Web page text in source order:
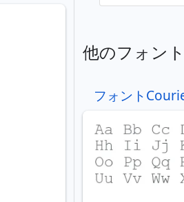
他のフォント
フォント